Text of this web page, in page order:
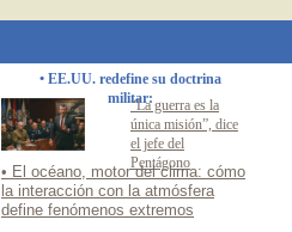
• El océano, motor del clima: cómo
la interacción con la atmósfera
define fenómenos extremos
“La guerra es la
única misión”, dice
el jefe del
Pentágono
• EE.UU. redefine su doctrina
militar: